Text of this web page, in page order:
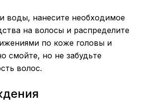
воды, нанесите необходимое
на волосы и распределите
по коже головы и
смойте, но не забудьте
волос.